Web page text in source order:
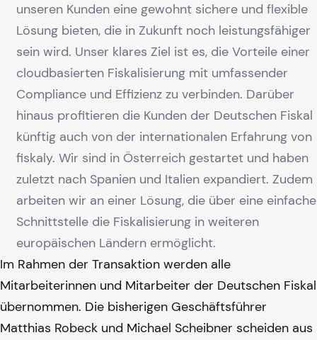
unseren Kunden eine gewohnt sichere und flexible
Lösung bieten, die in Zukunft noch leistungsfähiger
sein wird. Unser klares Ziel ist es, die Vorteile einer
cloudbasierten Fiskalisierung mit umfassender
Compliance und Effizienz zu verbinden. Darüber
hinaus profitieren die Kunden der Deutschen Fiskal
künftig auch von der internationalen Erfahrung von
fiskaly. Wir sind in Österreich gestartet und haben
zuletzt nach Spanien und Italien expandiert. Zudem
arbeiten wir an einer Lösung, die über eine einfache
Schnittstelle die Fiskalisierung in weiteren
europäischen Ländern ermöglicht.
Im Rahmen der Transaktion werden alle
Mitarbeiterinnen und Mitarbeiter der Deutschen Fiskal
übernommen. Die bisherigen Geschäftsführer
Matthias Robeck und Michael Scheibner scheiden aus